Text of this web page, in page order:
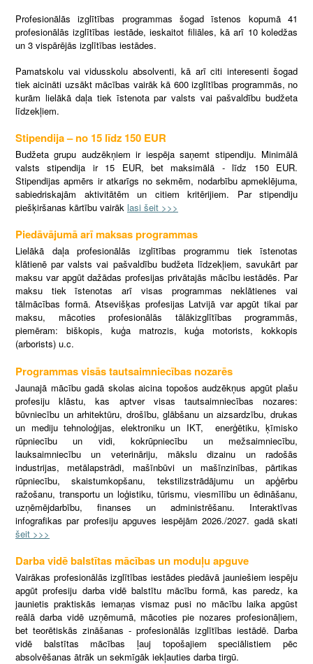
Profesionālās izglītības programmas šogad īstenos kopumā 41
profesionālās izglītības iestāde, ieskaitot filiāles, kā arī 10 koledžas
un 3 vispārējās izglītības iestādes.
Pamatskolu vai vidusskolu absolventi, kā arī citi interesenti šogad
tiek aicināti uzsākt mācības vairāk kā 600 izglītības programmās, no
kurām lielākā daļa tiek īstenota par valsts vai pašvaldību budžeta
līdzekļiem.
Stipendija – no 15 līdz 150 EUR
Budžeta grupu audzēkņiem ir iespēja saņemt stipendiju. Minimālā
valsts stipendija ir 15 EUR, bet maksimālā - līdz 150 EUR.
Stipendijas apmērs ir atkarīgs no sekmēm, nodarbību apmeklējuma,
sabiedriskajām aktivitātēm un citiem kritērijiem. Par stipendiju
piešķiršanas kārtību vairāk lasi šeit >>>
Piedāvājumā arī maksas programmas
Lielākā daļa profesionālās izglītības programmu tiek īstenotas
klātienē par valsts vai pašvaldību budžeta līdzekļiem, savukārt par
maksu var apgūt dažādas profesijas privātajās mācību iestādēs. Par
maksu tiek īstenotas arī visas programmas neklātienes vai
tālmācības formā. Atsevišķas profesijas Latvijā var apgūt tikai par
maksu, mācoties profesionālās tālākizglītības programmās,
piemēram: biškopis, kuģa matrozis, kuģa motorists, kokkopis
(arborists) u.c.
Programmas visās tautsaimniecības nozarēs
Jaunajā mācību gadā skolas aicina topošos audzēkņus apgūt plašu
profesiju klāstu, kas aptver visas tautsaimniecības nozares:
būvniecību un arhitektūru, drošību, glābšanu un aizsardzību, drukas
un mediju tehnoloģijas, elektroniku un IKT, enerģētiku, ķīmisko
rūpniecību un vidi, kokrūpniecību un mežsaimniecību,
lauksaimniecību un veterināriju, mākslu dizainu un radošās
industrijas, metālapstrādi, mašīnbūvi un mašīnzinības, pārtikas
rūpniecību, skaistumkopšanu, tekstilizstrādājumu un apģērbu
ražošanu, transportu un loģistiku, tūrismu, viesmīlību un ēdināšanu,
uzņēmējdarbību, finanses un administrēšanu. Interaktīvas
infografikas par profesiju apguves iespējām 2026./2027. gadā skati
šeit >>>
Darba vidē balstītas mācības un moduļu apguve
Vairākas profesionālās izglītības iestādes piedāvā jauniešiem iespēju
apgūt profesiju darba vidē balstītu mācību formā, kas paredz, ka
jaunietis praktiskās iemaņas vismaz pusi no mācību laika apgūst
reālā darba vidē uzņēmumā, mācoties pie nozares profesionāļiem,
bet teorētiskās zināšanas - profesionālās izglītības iestādē. Darba
vidē balstītas mācības ļauj topošajiem speciālistiem pēc
absolvēšanas ātrāk un sekmīgāk iekļauties darba tirgū.